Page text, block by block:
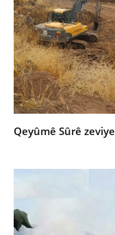
Qeyûmê Sûrê